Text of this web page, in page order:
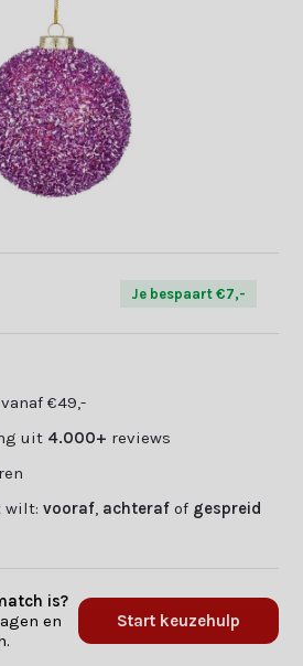
Je bespaart €7,-
€49,-
uit 4.000+ reviews
wilt:vooraf achteraf of gespreid
is?
en
Start keuzehulp